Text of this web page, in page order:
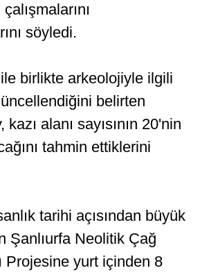
söyledi.
birlikte arkeolojiyle ilgili
belirten
alanı sayısının 20'nin
tahmin ettiklerini
tarihi açısından büyük
Şanlıurfa Neolitik Çağ
Projesine yurt içinden 8